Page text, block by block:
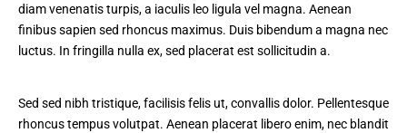
diam venenatis turpis, a iaculis leo ligula vel magna. Aenean
finibus sapien sed rhoncus maximus. Duis bibendum a magna nec
luctus. In fringilla nulla ex, sed placerat est sollicitudin a.
Sed sed nibh tristique, facilisis felis ut, convallis dolor. Pellentesque
rhoncus tempus volutpat. Aenean placerat libero enim, nec blandit